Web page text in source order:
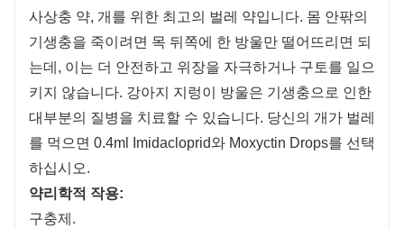
사상충 약, 개를 위한 최고의 벌레 약입니다. 몸 안팎의
기생충을 죽이려면 목 뒤쪽에 한 방울만 떨어뜨리면 되
는데, 이는 더 안전하고 위장을 ​​자극하거나 구토를 일으
키지 않습니다. 강아지 지렁이 방울은 기생충으로 인한
대부분의 질병을 치료할 수 있습니다. 당신의 개가 벌레
를 먹으면 0.4ml Imidacloprid와 Moxyctin Drops를 선택
하십시오.
약리학적 작용:
구충제.